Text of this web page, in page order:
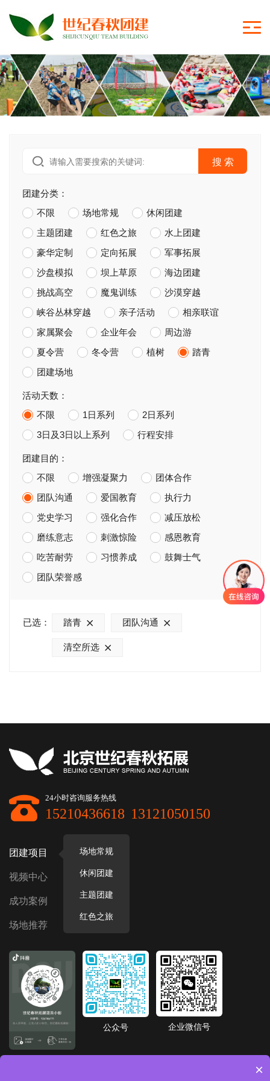
搜 索
团建分类：
不限
场地常规
休闲团建
主题团建
红色之旅
水上团建
豪华定制
定向拓展
军事拓展
沙盘模拟
坝上草原
海边团建
挑战高空
魔鬼训练
沙漠穿越
峡谷丛林穿越
亲子活动
相亲联谊
家属聚会
企业年会
周边游
夏令营
冬令营 植树
踏青
团建场地
活动天数：
不限
1日系列
2日系列
3日及3日以上系列
行程安排
团建目的：
不限
增强凝聚力
团体合作
团队沟通
爱国教育
执行力
党史学习
强化合作
减压放松
磨练意志
刺激惊险
感恩教育
吃苦耐劳
习惯养成
鼓舞士气
团队荣誉感
已选： 踏青 团队沟通
清空所选
24小时咨询服务热线
15210436618 13121050150
团建项目 场地常规
休闲团建
主题团建
红色之旅
视频中心
成功案例
场地推荐
公众号 企业微信号
×